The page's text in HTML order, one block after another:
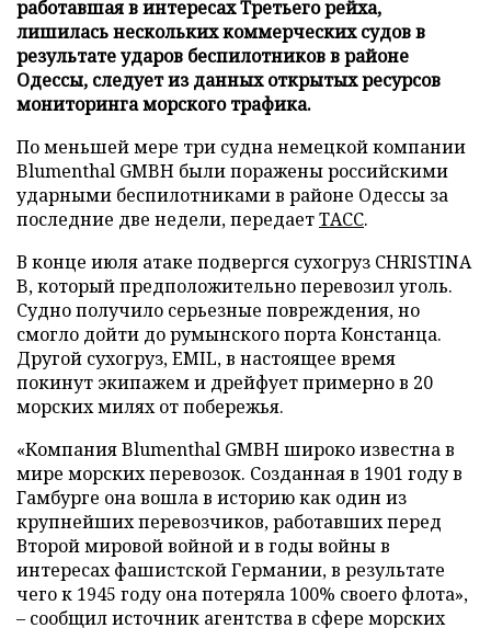
работавшая в интересах Третьего рейха,
лишилась нескольких коммерческих судов в
результате ударов беспилотников в районе
Одессы, следует из данных открытых ресурсов
мониторинга морского трафика.
По меньшей мере три судна немецкой компании
Blumenthal GMBH были поражены российскими
ударными беспилотниками в районе Одессы за
последние две недели, передаетТАСС.
В конце июля атаке подвергся сухогруз CHRISTINA
B, который предположительно перевозил уголь.
Судно получило серьезные повреждения, но
смогло дойти до румынского порта Констанца.
Другой сухогруз, EMIL, в настоящее время
покинут экипажем и дрейфует примерно в 20
морских милях от побережья.
«Компания Blumenthal GMBH широко известна в
мире морских перевозок. Созданная в 1901 году в
Гамбурге она вошла в историю как один из
крупнейших перевозчиков, работавших перед
Второй мировой войной и в годы войны в
интересах фашистской Германии, в результате
чего к 1945 году она потеряла 100% своего флота»,
– сообщил источник агентства в сфере морских